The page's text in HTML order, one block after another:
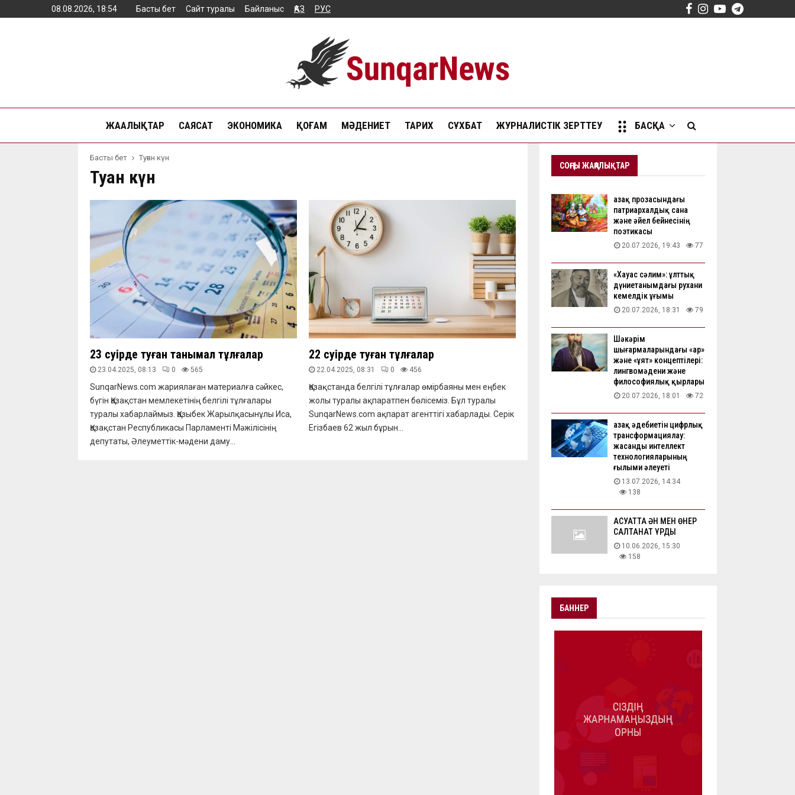
08.08.2026, 18:54 Басты бет Сайт туралы Байланыс ҚАЗ РУС Facebook
Instagram
YoutubeTelegram
ЖАҢАЛЫҚТАР САЯСАТ ЭКОНОМИКА ҚОҒАМ МӘДЕНИЕТ ТАРИХ СҰХБАТ ЖУРНАЛИСТІК ЗЕРТТЕУ БАСҚА
Басты бет Туған күн
Туған күн
23 сәуірде туған танымал тұлғалар
23.04.2025, 08:13 0 565
SunqarNews.com жариялаған материалға сәйкес,
бүгін Қазақстан мемлекетінің белгілі тұлғалары
туралы хабарлаймыз. Қазыбек Жарылқасынұлы Иса,
Қазақстан Республикасы Парламенті Мәжілісінің
депутаты, Әлеуметтік-мәдени даму...
22 сәуірде туған тұлғалар
22.04.2025, 08:31 0 456
Қазақстанда белгілі тұлғалар өмірбаяны мен еңбек
жолы туралы ақпаратпен бөлісеміз. Бұл туралы
SunqarNews.com ақпарат агенттігі хабарлады. Серік
Егізбаев 62 жыл бұрын...
СОҢҒЫ ЖАҢАЛЫҚТАР
Қазақ прозасындағы
патриархалдық сана
және әйел бейнесінің
поэтикасы
20.07.2026, 19:43 77
«Хауас сәлим»: ұлттық
дүниетанымдағы рухани
кемелдік ұғымы
20.07.2026, 18:31 79
Шәкәрім
шығармаларындағы «ар»
және «ұят» концептілері:
лингвомәдени және
философиялық қырлары
20.07.2026, 18:01 72
Қазақ әдебиетін цифрлық
трансформациялау:
жасанды интеллект
технологияларының
ғылыми әлеуеті
13.07.2026, 14:34
138
АҚСУАТТА ӘН МЕН ӨНЕР
САЛТАНАТ ҚҰРДЫ
10.06.2026, 15:30
158
БАННЕР